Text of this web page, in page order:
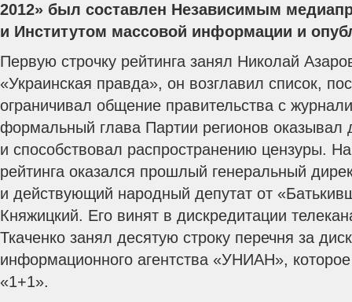
2012» был составлен Независимым
и Институтом массовой информации и
Первую строчку рейтинга занял Николай
«Украинская правда», он возглавил список,
ограничивал общение правительства с
формальный глава Партии регионов
и способствовал распространению цензуры.
рейтинга оказался прошлый генеральный
и действующий народный депутат от
Княжицкий. Его винят в дискредитации
Ткаченко занял десятую строку перечня за
информационного агентства «УНИАН»,
«1+1».